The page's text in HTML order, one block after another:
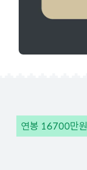
연봉 16700만원